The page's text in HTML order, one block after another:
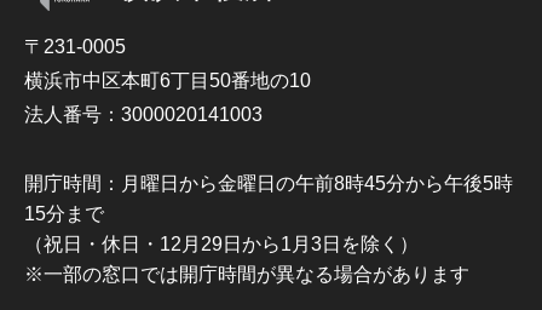
〒231-0005
横浜市中区本町6丁目50番地の10
法人番号：3000020141003
開庁時間：月曜日から金曜日の午前8時45分から午後5時
15分まで
（祝日・休日・12月29日から1月3日を除く）
※一部の窓口では開庁時間が異なる場合があります